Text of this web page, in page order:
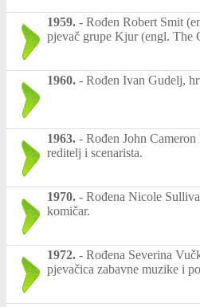
1959. - Rođen Robert Smit
pjevač grupe Kjur (engl. The
1960. - Rođen Ivan Gudelj,
1963. - Rođen John
reditelj i scenarista.
1970. - Rođena Nicole
komičar.
1972. - Rođena Severina
pjevačica zabavne muzike i